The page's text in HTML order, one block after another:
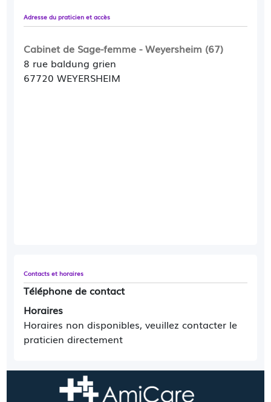
Adresse du praticien et accès
Cabinet de Sage-femme - Weyersheim (67)
8 rue baldung grien
67720 WEYERSHEIM
Contacts et horaires
Téléphone de contact
Horaires
Horaires non disponibles, veuillez contacter le
praticien directement